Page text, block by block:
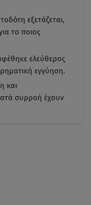
εξετάζεται,
το ποιος
ελεύθερος
εγγύηση.
και
συρροή έχουν